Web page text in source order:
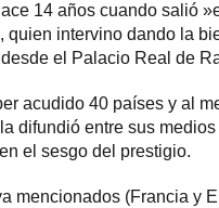
14 años cuando salió
quien intervino dando la
el Palacio Real de
acudido 40 países y al
difundió entre sus
el sesgo del prestigio.
mencionados (Francia y